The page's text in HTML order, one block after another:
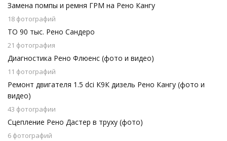
Замена помпы и ремня ГРМ на Рено Кангу
18 фотографий
ТО 90 тыс. Рено Сандеро
21 фотография
Диагностика Рено Флюенс (фото и видео)
11 фотографий
Ремонт двигателя 1.5 dci К9К дизель Рено Кангу (фото и
видео)
43 фотографии
Сцепление Рено Дастер в труху (фото)
6 фотографий